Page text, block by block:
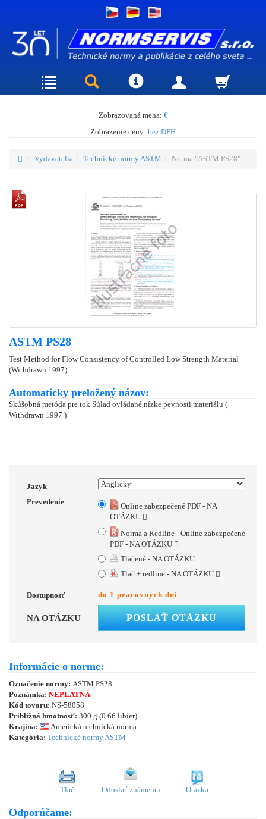
Zobrazovaná mena: €
Zobrazenie ceny: bez DPH
Vydavatelia Technické normy ASTM Norma "ASTM PS28"
ASTM PS28
Test Method for Flow Consistency of Controlled Low Strength Material
(Withdrawn 1997)
Automaticky preložený názov:
Skúšobná metóda pre tok Súlad ovládané nízke pevnosti materiálu (
Withdrawn 1997 )
Jazyk
Prevedenie
Online zabezpečené PDF - NA
OTÁZKU
Norma a Redline - Online zabezpečené
PDF - NA OTÁZKU
Tlačené - NA OTÁZKU
Tlač + redline - NA OTÁZKU
Dostupnosť do 1 pracovných dní
NA OTÁZKU POSLAŤ OTÁZKU
Informácie o norme:
Označenie normy: ASTM PS28
Poznámka: NEPLATNÁ
Kód tovaru: NS-58058
Približná hmotnosť: 300 g (0.66 libier)
Krajina:
Americká technická norma
Kategória: Technické normy ASTM
Tlač Odoslať známemu Otázka
Odporúčame: